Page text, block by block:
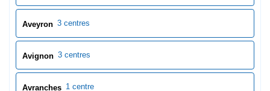
Aveyron 3 centres
Avignon 3 centres
Avranches 1 centre